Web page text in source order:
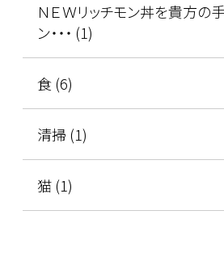
ＮＥＷリッチモン丼を貴方の手
ン・・・ (1)
食 (6)
清掃 (1)
猫 (1)